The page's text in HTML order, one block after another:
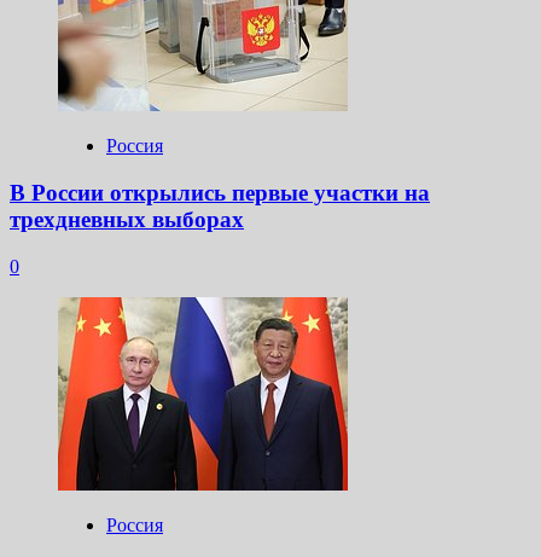
Россия
В России открылись первые участки на
трехдневных выборах
0
Россия